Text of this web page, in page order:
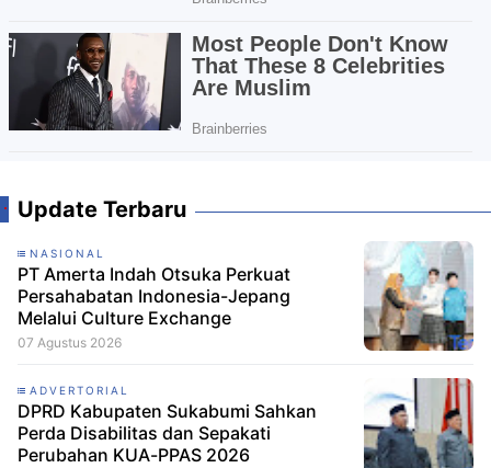
Update Terbaru
NASIONAL
PT Amerta Indah Otsuka Perkuat
Persahabatan Indonesia-Jepang
Melalui Culture Exchange
07 Agustus 2026
ADVERTORIAL
DPRD Kabupaten Sukabumi Sahkan
Perda Disabilitas dan Sepakati
Perubahan KUA-PPAS 2026